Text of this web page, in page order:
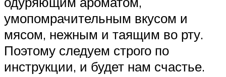
умопомрачительным вкусом и
мясом, нежным и таящим во рту.
Поэтому следуем строго по
инструкции, и будет нам счастье.